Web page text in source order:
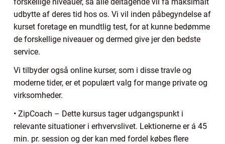
udbytte af deres tid hos os. Vi vil inden påbegyndelse af
kurset foretage en mundtlig test, for at kunne bedømme
de forskellige niveauer og dermed give jer den bedste
service.
Vi tilbyder også online kurser, som i disse travle og
moderne tider, er et populært valg for mange private og
virksomheder.
• ZipCoach – Dette kursus tager udgangspunkt i
relevante situationer i erhvervslivet. Lektionerne er á 45
min. pr. session og der kan med fordel købes flere